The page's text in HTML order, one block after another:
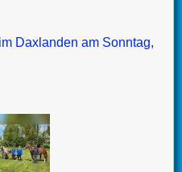
Daxlanden am Sonntag,